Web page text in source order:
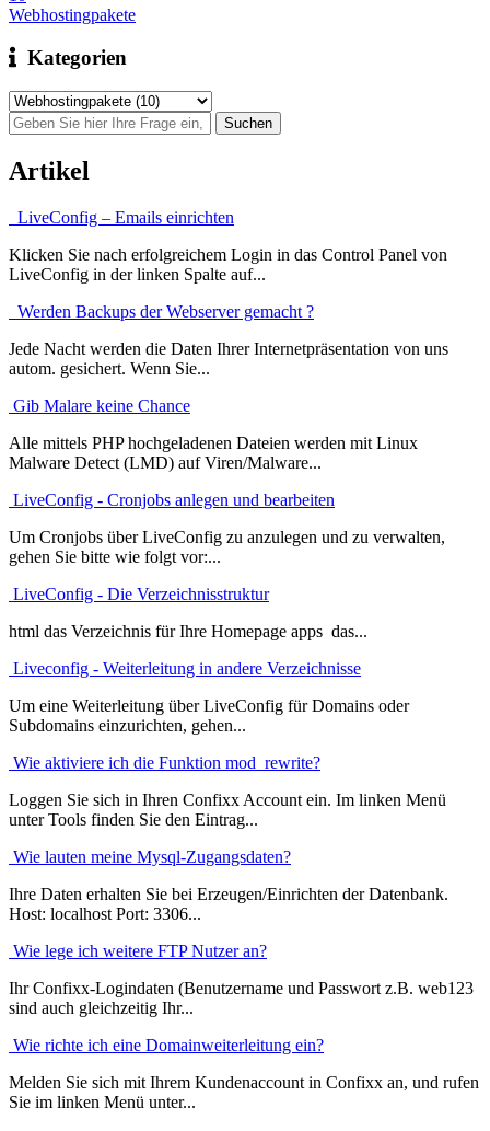
Webhostingpakete
Kategorien
Artikel
LiveConfig – Emails einrichten
Klicken Sie nach erfolgreichem Login in das Control Panel von
LiveConfig in der linken Spalte auf...
Werden Backups der Webserver gemacht ?
Jede Nacht werden die Daten Ihrer Internetpräsentation von uns
autom. gesichert. Wenn Sie...
Gib Malare keine Chance
Alle mittels PHP hochgeladenen Dateien werden mit Linux
Malware Detect (LMD) auf Viren/Malware...
LiveConfig - Cronjobs anlegen und bearbeiten
Um Cronjobs über LiveConfig zu anzulegen und zu verwalten,
gehen Sie bitte wie folgt vor:...
LiveConfig - Die Verzeichnisstruktur
html das Verzeichnis für Ihre Homepage apps das...
Liveconfig - Weiterleitung in andere Verzeichnisse
Um eine Weiterleitung über LiveConfig für Domains oder
Subdomains einzurichten, gehen...
Wie aktiviere ich die Funktion mod_rewrite?
Loggen Sie sich in Ihren Confixx Account ein. Im linken Menü
unter Tools finden Sie den Eintrag...
Wie lauten meine Mysql-Zugangsdaten?
Ihre Daten erhalten Sie bei Erzeugen/Einrichten der Datenbank.
Host: localhost Port: 3306...
Wie lege ich weitere FTP Nutzer an?
Ihr Confixx-Logindaten (Benutzername und Passwort z.B. web123
sind auch gleichzeitig Ihr...
Wie richte ich eine Domainweiterleitung ein?
Melden Sie sich mit Ihrem Kundenaccount in Confixx an, und rufen
Sie im linken Menü unter...